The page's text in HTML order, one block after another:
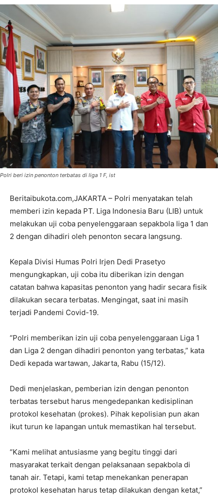
Polri beri izin penonton terbatas di liga 1 F, ist
Beritaibukota.com,JAKARTA – Polri menyatakan telah
memberi izin kepada PT. Liga Indonesia Baru (LIB) untuk
melakukan uji coba penyelenggaraan sepakbola liga 1 dan
2 dengan dihadiri oleh penonton secara langsung.
Kepala Divisi Humas Polri Irjen Dedi Prasetyo
mengungkapkan, uji coba itu diberikan izin dengan
catatan bahwa kapasitas penonton yang hadir secara fisik
dilakukan secara terbatas. Mengingat, saat ini masih
terjadi Pandemi Covid-19.
“Polri memberikan izin uji coba penyelenggaraan Liga 1
dan Liga 2 dengan dihadiri penonton yang terbatas,” kata
Dedi kepada wartawan, Jakarta, Rabu (15/12).
Dedi menjelaskan, pemberian izin dengan penonton
terbatas tersebut harus mengedepankan kedisiplinan
protokol kesehatan (prokes). Pihak kepolisian pun akan
ikut turun ke lapangan untuk memastikan hal tersebut.
“Kami melihat antusiasme yang begitu tinggi dari
masyarakat terkait dengan pelaksanaan sepakbola di
tanah air. Tetapi, kami tetap menekankan penerapan
protokol kesehatan harus tetap dilakukan dengan ketat,”